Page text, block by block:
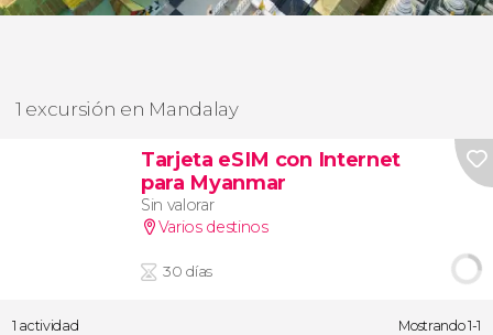
1 excursión en Mandalay
Tarjeta eSIM con Internet
para Myanmar
Sin valorar
Varios destinos
30 días
1 actividad Mostrando 1-1